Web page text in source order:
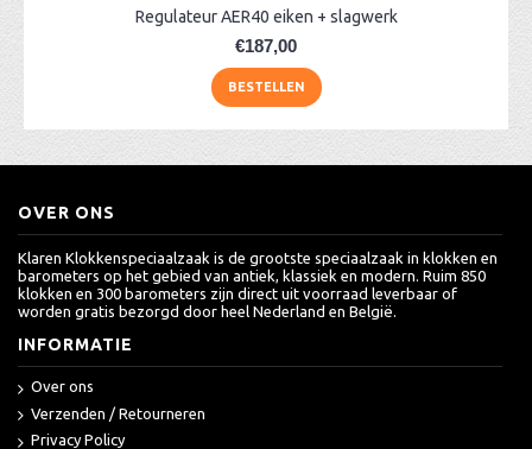
Regulateur AER40 eiken + slagwerk
€187,00
BESTELLEN
OVER ONS
Klaren Klokkenspeciaalzaak is de grootste speciaalzaak in klokken en
barometers op het gebied van antiek, klassiek en modern. Ruim 850
klokken en 300 barometers zijn direct uit voorraad leverbaar of
worden gratis bezorgd door heel Nederland en België.
INFORMATIE
Over ons
Verzenden / Retourneren
Privacy Policy